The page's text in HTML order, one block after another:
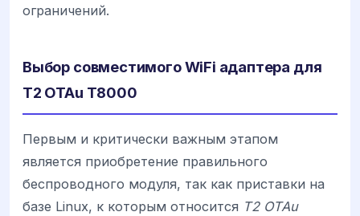
ограничений.
Выбор совместимого WiFi адаптера для
T2 OTAu T8000
Первым и критически важным этапом
является приобретение правильного
беспроводного модуля, так как приставки на
базе Linux, к которым относится T2 OTAu